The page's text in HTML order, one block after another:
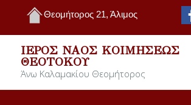
Θεομήτορος 21, Άλιμος
ΙΕΡΌΣ ΝΑΌΣ ΚΟΙΜΉΣΕΩΣ
ΘΕΟΤΌΚΟΥ
Άνω Καλαμακίου Θεομήτορος